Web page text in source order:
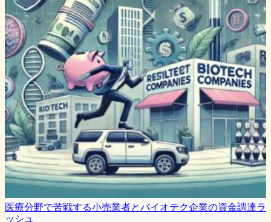
医療分野で苦戦する小売業者とバイオテク企業の資金調達ラ
ッシュ